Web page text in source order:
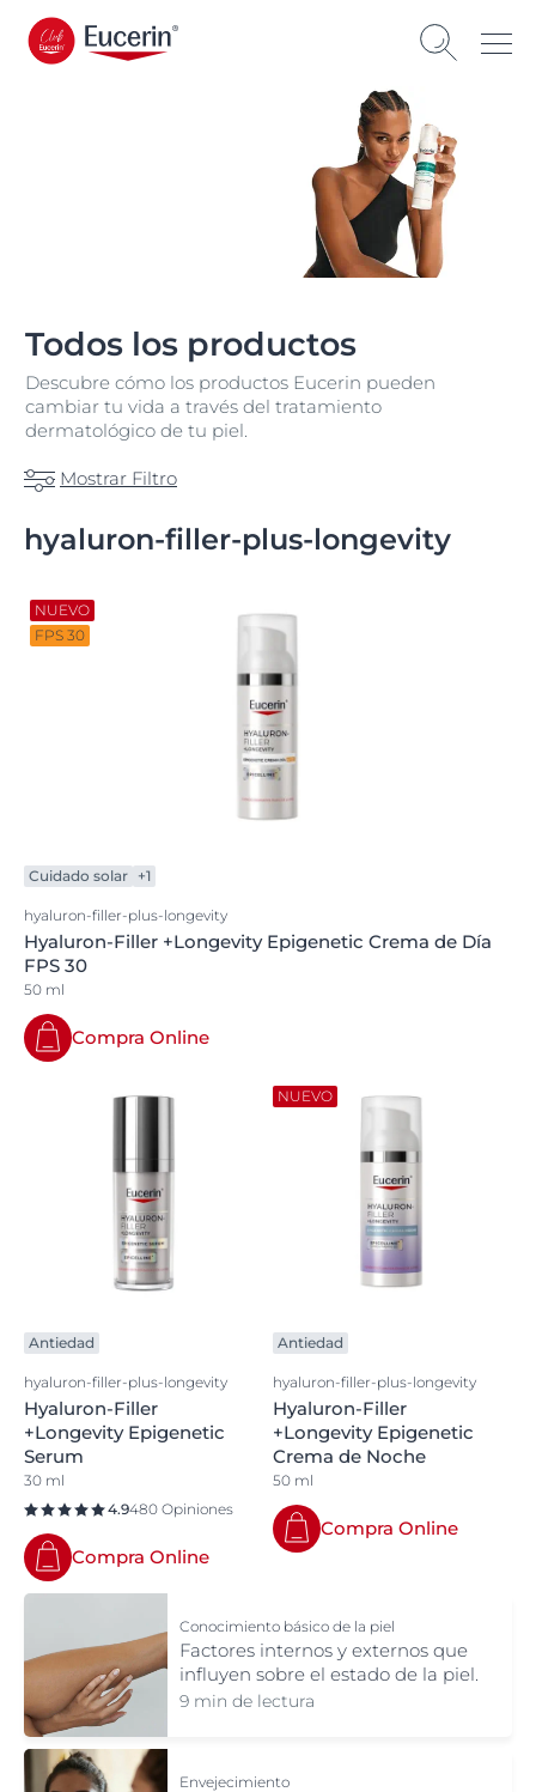
Todos los productos
Descubre cómo los productos Eucerin pueden
cambiar tu vida a través del tratamiento
dermatológico de tu piel.
Mostrar Filtro
hyaluron-filler-plus-longevity
NUEVO
FPS 30
Cuidado solar +1
hyaluron-filler-plus-longevity
Hyaluron-Filler +Longevity Epigenetic Crema de Día
FPS 30
50 ml
Compra Online
Antiedad
hyaluron-filler-plus-longevity
Hyaluron-Filler
+Longevity Epigenetic
Serum
30 ml
4.9480 Opiniones
Compra Online
NUEVO
Antiedad
hyaluron-filler-plus-longevity
Hyaluron-Filler
+Longevity Epigenetic
Crema de Noche
50 ml
Compra Online
Conocimiento básico de la piel
Factores internos y externos que
influyen sobre el estado de la piel.
9 min de lectura
Envejecimiento